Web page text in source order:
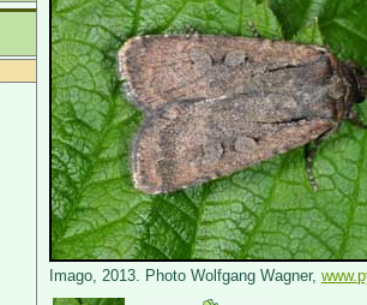
Imago, 2013. Photo Wolfgang Wagner,